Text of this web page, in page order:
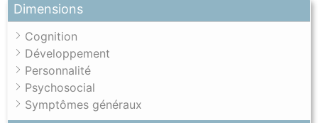
Dimensions
Cognition
Développement
Personnalité
Psychosocial
Symptômes généraux